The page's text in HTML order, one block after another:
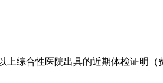
综合性医院出具的近期体检证明（